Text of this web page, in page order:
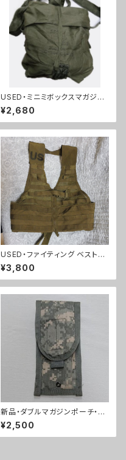
USED・ミニミボックスマガジン
用バック(A0037)
¥2,680
USED・ファイティング ベスト・
MOLLE コヨーテ(A0011)
¥3,800
新品・ダブルマガジンポーチ・A
CU(A0058)
¥2,500